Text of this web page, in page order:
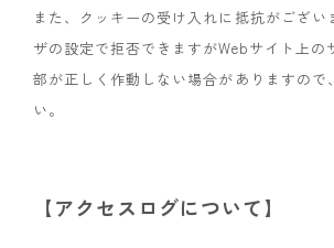
また、クッキーの受け入れに抵抗がござい
ザの設定で拒否できますがWebサイト上の
部が正しく作動しない場合がありますので
い。
【アクセスログについて】